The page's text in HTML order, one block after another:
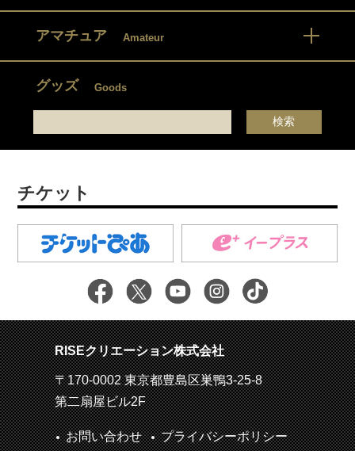
アマチュア Amateur
グッズ Goods
チケット
RISEクリエーション株式会社
〒170-0002 東京都豊島区巣鴨3-25-8
第二扇屋ビル2F
お問い合わせ プライバシーポリシー